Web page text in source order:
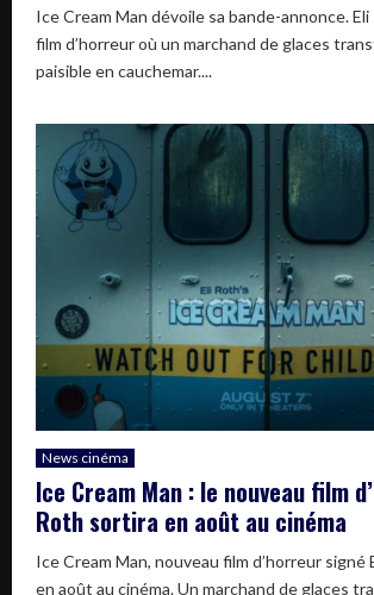
Ice Cream Man dévoile sa bande-annonce.
film d’horreur où un marchand de glaces
paisible en cauchemar....
News cinéma
Ice Cream Man : le nouveau film
Roth sortira en août au cinéma
Ice Cream Man, nouveau film d’horreur signé
en août au cinéma. Un marchand de glaces